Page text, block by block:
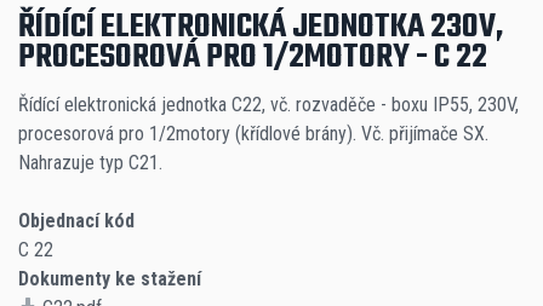
ŘÍDÍCÍ ELEKTRONICKÁ JEDNOTKA 230V,
PROCESOROVÁ PRO 1/2MOTORY - C 22
Řídící elektronická jednotka C22, vč. rozvaděče - boxu IP55, 230V,
procesorová pro 1/2motory (křídlové brány). Vč. přijímače SX.
Nahrazuje typ C21.
Objednací kód
C 22
Dokumenty ke stažení